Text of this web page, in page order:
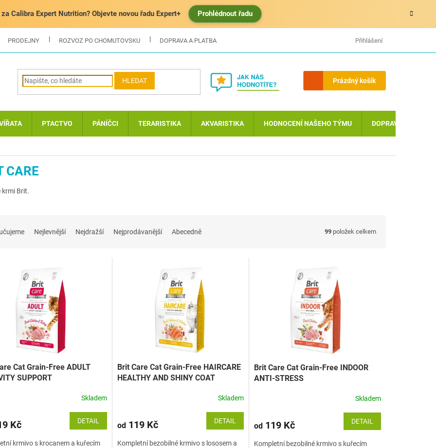
Calibra Expert Nutrition? Objevte novou řadu Expert+ Prohlédnout řadu
PRODEJNY ROZVOZ PO CHOMUTOVSKU DOPRAVA A PLATBA MOJE OBJEDNÁVKA
Přihlášení
HLEDAT
Nákupní
košík
Prázdný košík
PTACTVO PÁNÍČCI TERARISTIKA AKVARISTIKA HODNOCENÍ NAŠEHO TÝMU DOPRAVA A PLATBA
CARE
krmi Brit.
Nejlevnější Nejdražší Nejprodávanější Abecedně 99 položek celkem
Cat Grain-Free ADULT
SUPPORT
Skladem
Kč DETAIL
krmivo s krocanem a kuřecím
Brit Care Cat Grain-Free HAIRCARE
HEALTHY AND SHINY COAT
Skladem
od119 Kč DETAIL
Kompletní bezobilné krmivo s lososem a
Brit Care Cat Grain-Free INDOOR
ANTI-STRESS
Skladem
od119 Kč DETAIL
Kompletní bezobilné krmivo s kuřecím